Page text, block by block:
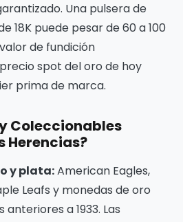
Una pulsera de
18K puede pesar de 60 a 100
de fundición
spot del oro de hoy
prima de marca.
Coleccionables
Herencias?
y plata:American Eagles,
Leafs y monedas de oro
a 1933. Las